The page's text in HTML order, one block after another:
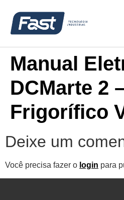
Manual
DCMarte 2
Frigorífico
Deixe um
Você precisa fazer o login para